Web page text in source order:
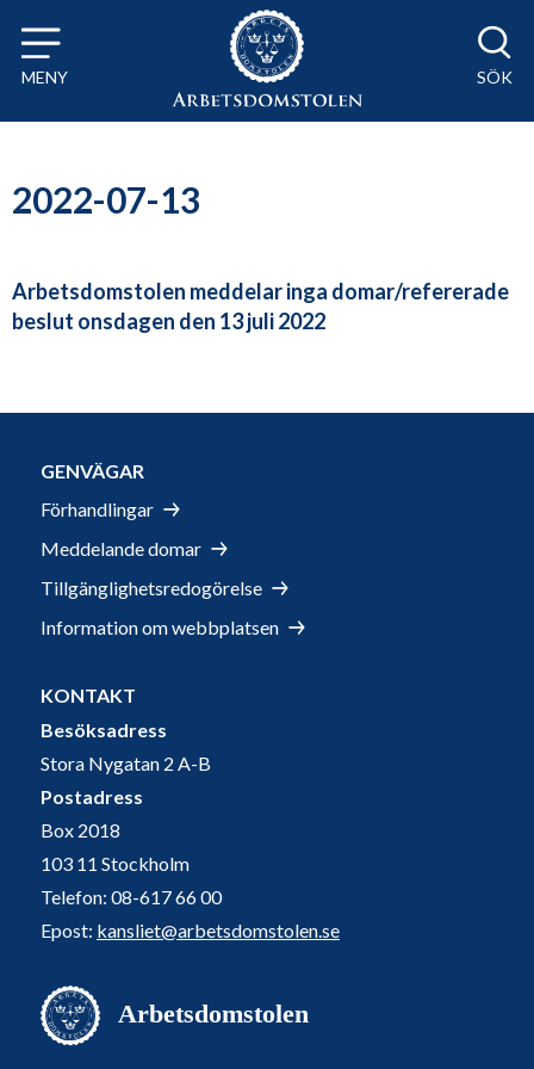
Till innehåll på sidan x
MENY SÖK
2022-07-13
Arbetsdomstolen meddelar inga domar/refererade
beslut onsdagen den 13 juli 2022
GENVÄGAR
Förhandlingar
Meddelande domar
Tillgänglighetsredogörelse
Information om webbplatsen
KONTAKT
Besöksadress
Stora Nygatan 2 A-B
Postadress
Box 2018
103 11 Stockholm
Telefon: 08-617 66 00
Epost: kansliet@arbetsdomstolen.se